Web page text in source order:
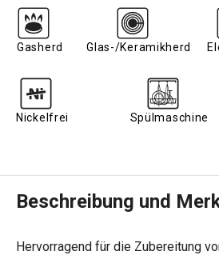
Gasherd Glas-/Keramikherd
Nickelfrei Spülmaschine
Beschreibung und
Hervorragend für die Zubereitung